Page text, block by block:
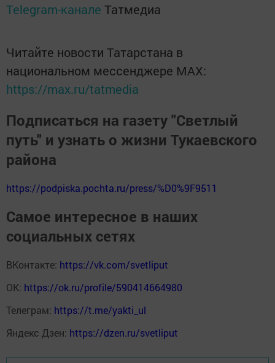
Telegram-канале Татмедиа
Читайте новости Татарстана в
национальном мессенджере MАХ:
https://max.ru/tatmedia
Подписаться на газету "Светлый
путь" и узнать о жизни Тукаевского
района
https://podpiska.pochta.ru/press/%D0%9F9511
Самое интересное в наших
социальных сетях
ВКонтакте: https://vk.com/svetliput
ОК: https://ok.ru/profile/590414664980
Телеграм: https://t.me/yakti_ul
Яндекс Дзен: https://dzen.ru/svetliput